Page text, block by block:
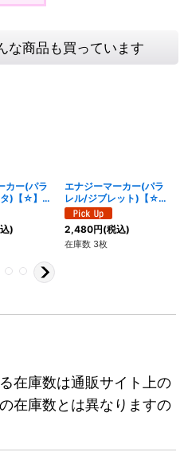
な商品も買っています
カー(パラ
)【☆】
)
エナジーマーカー(パラ
レル/ジブレット)【☆】
{E-40}
2,480円(税込)
在庫数 3枚
在庫数は通販サイト上の
在庫数とは異なりますの